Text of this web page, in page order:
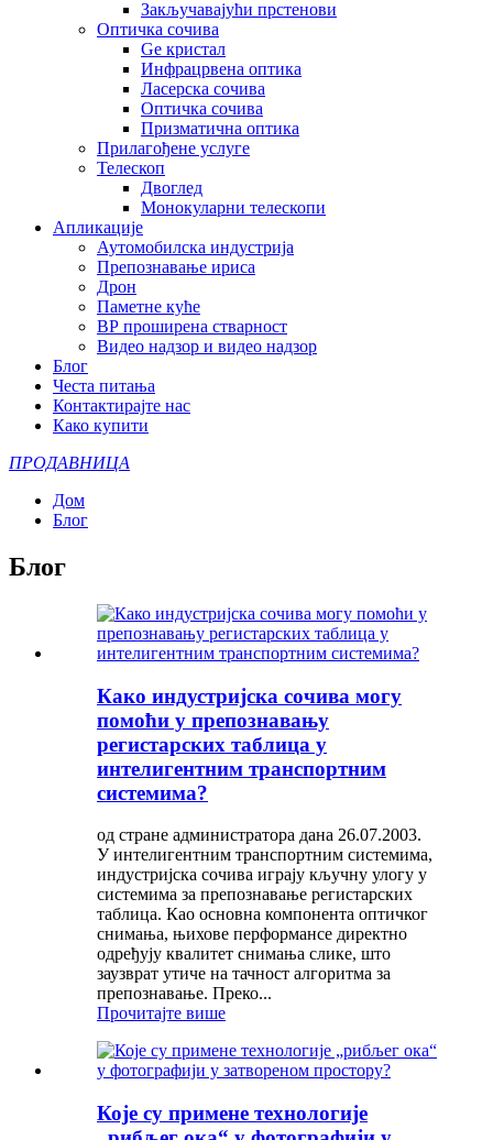
Закључавајући прстенови
Оптичка сочива
Ge кристал
Инфрацрвена оптика
Ласерска сочива
Оптичка сочива
Призматична оптика
Прилагођене услуге
Телескоп
Двоглед
Монокуларни телескопи
Апликације
Аутомобилска индустрија
Препознавање ириса
Дрон
Паметне куће
ВР проширена стварност
Видео надзор и видео надзор
Блог
Честа питања
Контактирајте нас
Како купити
ПРОДАВНИЦА
Дом
Блог
Блог
Како индустријска сочива могу
помоћи у препознавању
регистарских таблица у
интелигентним транспортним
системима?
од стране администратора дана 26.07.2003.
У интелигентним транспортним системима,
индустријска сочива играју кључну улогу у
системима за препознавање регистарских
таблица. Као основна компонента оптичког
снимања, њихове перформансе директно
одређују квалитет снимања слике, што
заузврат утиче на тачност алгоритма за
препознавање. Преко...
Прочитајте више
Које су примене технологије